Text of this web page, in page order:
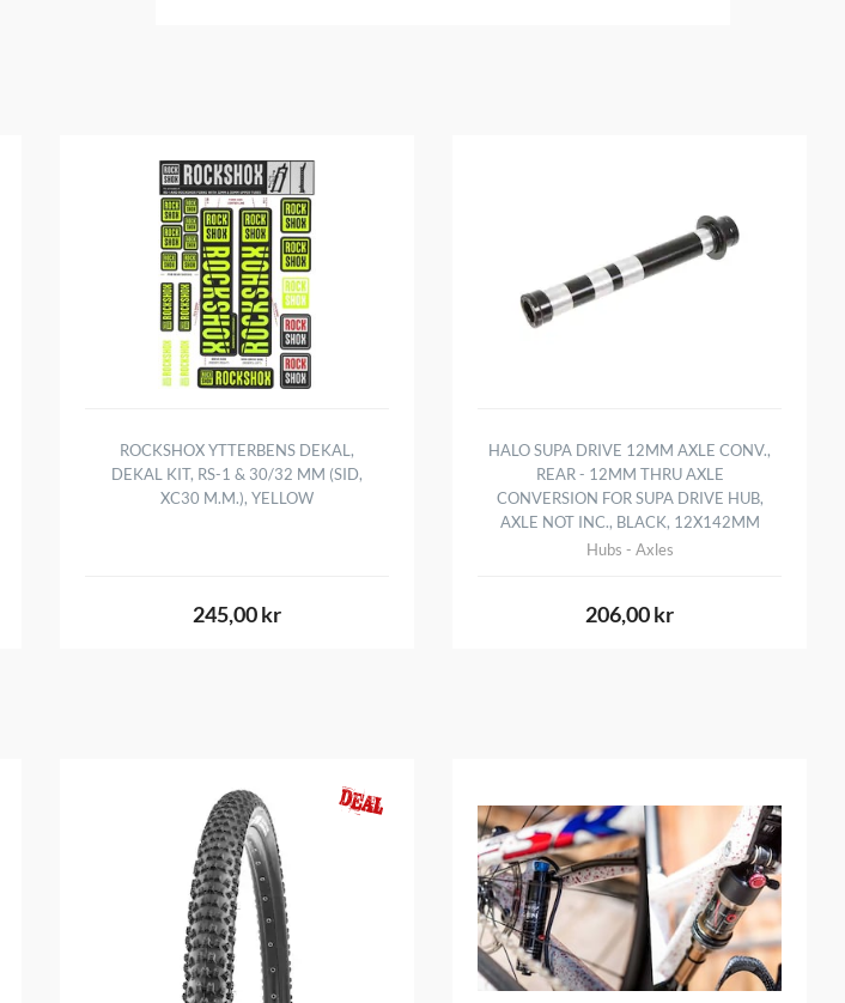
ROCKSHOX YTTERBENS DEKAL,
DEKAL KIT, RS-1 & 30/32 MM (SID,
XC30 M.M.), YELLOW
245,00 kr
HALO SUPA DRIVE 12MM AXLE CONV.,
REAR - 12MM THRU AXLE
CONVERSION FOR SUPA DRIVE HUB,
AXLE NOT INC., BLACK, 12X142MM
Hubs - Axles
206,00 kr